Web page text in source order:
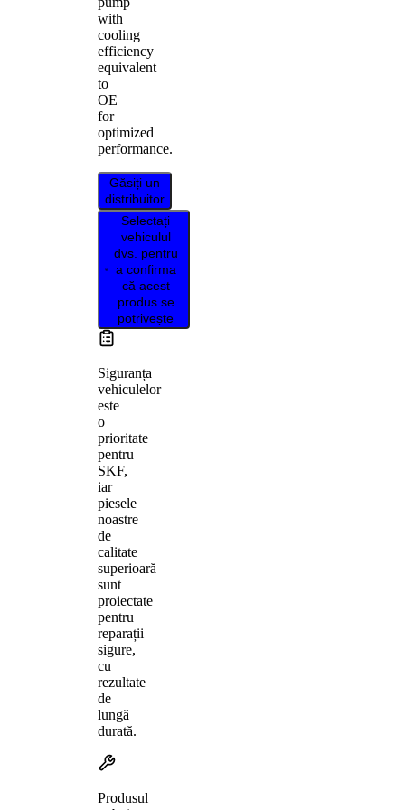
with
cooling
efficiency
equivalent
to
OE
for
optimized
performance.
Găsiți un
distribuitor
Selectați
vehiculul
dvs. pentru
a confirma
că acest
produs se
potrivește
Siguranța
vehiculelor
este
o
prioritate
pentru
SKF,
iar
piesele
noastre
de
calitate
superioară
sunt
proiectate
pentru
reparații
sigure,
cu
rezultate
de
lungă
durată.
Produsul